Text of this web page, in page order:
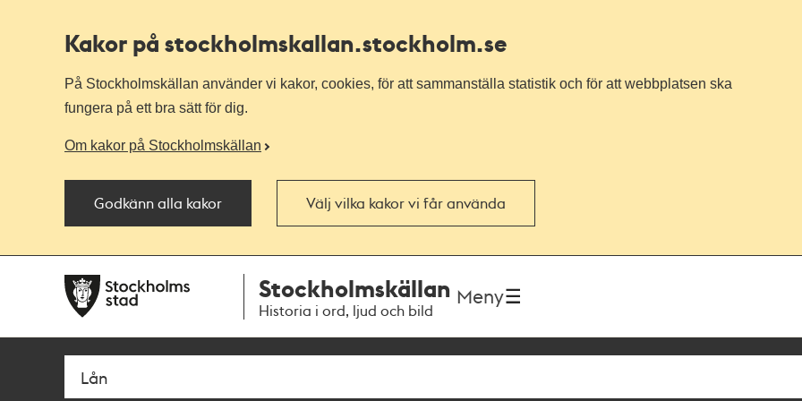
Kakor på stockholmskallan.stockholm.se
På Stockholmskällan använder vi kakor, cookies, för att sammanställa statistik och för att webbplatsen ska
fungera på ett bra sätt för dig.
Om kakor på Stockholmskällan
Godkänn alla kakor Välj vilka kakor vi får använda
navigationen
huvudinnehållet
Stockholmskällan
Historia i ord, ljud och bild
Meny
SökFritextsök